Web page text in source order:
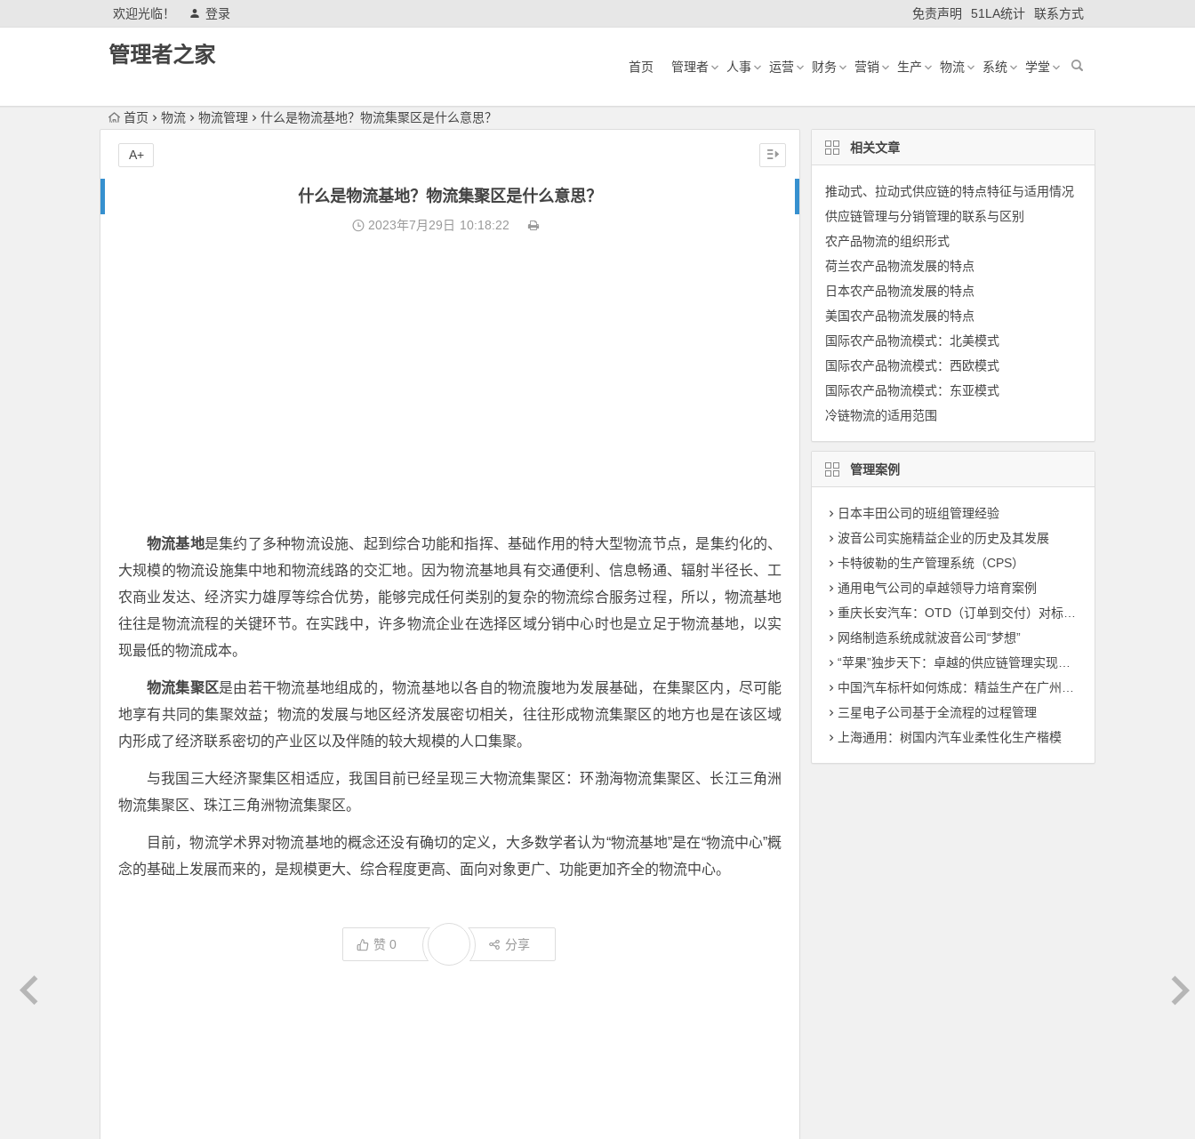
欢迎光临！ 登录 免责声明 51LA统计 联系方式
管理者之家 首页 管理者 人事 运营 财务 营销 生产 物流 系统 学堂
首页 物流 物流管理 什么是物流基地？物流集聚区是什么意思？
什么是物流基地？物流集聚区是什么意思？
2023年7月29日 10:18:22
物流基地是集约了多种物流设施、起到综合功能和指挥、基础作用的特大型物流节点，是集约化的、
大规模的物流设施集中地和物流线路的交汇地。因为物流基地具有交通便利、信息畅通、辐射半径长、工
农商业发达、经济实力雄厚等综合优势，能够完成任何类别的复杂的物流综合服务过程，所以，物流基地
往往是物流流程的关键环节。在实践中，许多物流企业在选择区域分销中心时也是立足于物流基地，以实
现最低的物流成本。
物流集聚区是由若干物流基地组成的，物流基地以各自的物流腹地为发展基础，在集聚区内，尽可能
地享有共同的集聚效益；物流的发展与地区经济发展密切相关，往往形成物流集聚区的地方也是在该区域
内形成了经济联系密切的产业区以及伴随的较大规模的人口集聚。
与我国三大经济聚集区相适应，我国目前已经呈现三大物流集聚区：环渤海物流集聚区、长江三角洲
物流集聚区、珠江三角洲物流集聚区。
目前，物流学术界对物流基地的概念还没有确切的定义，大多数学者认为“物流基地”是在“物流中心”概
念的基础上发展而来的，是规模更大、综合程度更高、面向对象更广、功能更加齐全的物流中心。
赞 0 分享
A+ 相关文章
推动式、拉动式供应链的特点特征与适用情况
供应链管理与分销管理的联系与区别
农产品物流的组织形式
荷兰农产品物流发展的特点
日本农产品物流发展的特点
美国农产品物流发展的特点
国际农产品物流模式：北美模式
国际农产品物流模式：西欧模式
国际农产品物流模式：东亚模式
冷链物流的适用范围
管理案例
日本丰田公司的班组管理经验
波音公司实施精益企业的历史及其发展
卡特彼勒的生产管理系统（CPS）
通用电气公司的卓越领导力培育案例
重庆长安汽车：OTD（订单到交付）对标管理（标杆管理）
网络制造系统成就波音公司“梦想”
“苹果”独步天下：卓越的供应链管理实现敏捷制造
中国汽车标杆如何炼成：精益生产在广州丰田的运用
三星电子公司基于全流程的过程管理
上海通用：树国内汽车业柔性化生产楷模